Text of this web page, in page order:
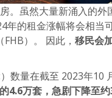
。虽然大量新涌入的外
年的租金涨幅将会相当
）。 因此， 移民会
）数量在截至 2023年10
4.6万套，急剧下降至